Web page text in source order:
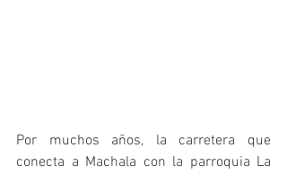
Por muchos años, la carretera que
conecta a Machala con la parroquia La